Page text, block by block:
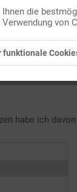
lassen.
habe ich
die
von
funktionale